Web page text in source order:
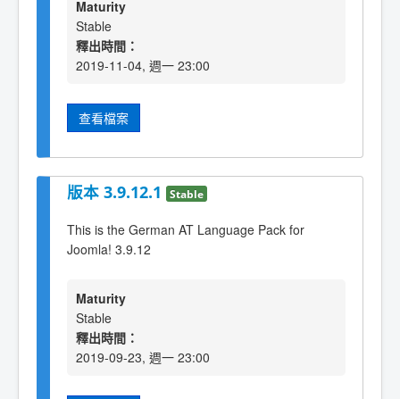
Maturity
Stable
釋出時間：
2019-11-04, 週一 23:00
查看檔案
版本 3.9.12.1 Stable
This is the German AT Language Pack for
Joomla! 3.9.12
Maturity
Stable
釋出時間：
2019-09-23, 週一 23:00